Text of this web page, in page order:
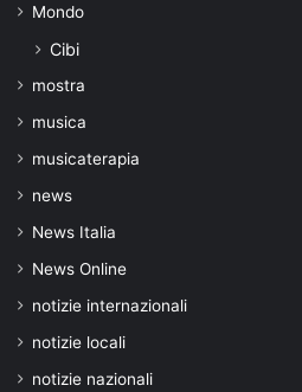
Mondo
Cibi
mostra
musica
musicaterapia
news
News Italia
News Online
notizie internazionali
notizie locali
notizie nazionali